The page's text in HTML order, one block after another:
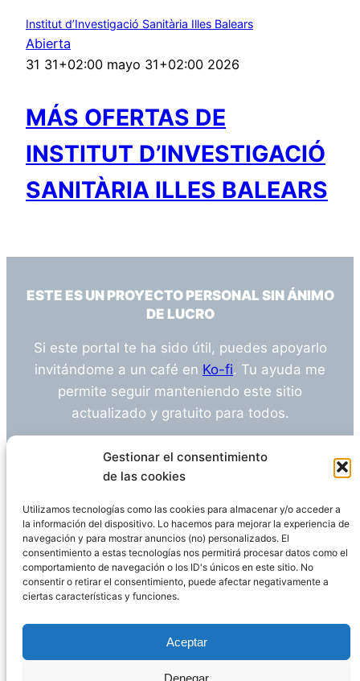
Gestionar el consentimiento
de las cookies
Utilizamos tecnologías como las cookies para almacenar y/o acceder a
la información del dispositivo. Lo hacemos para mejorar la experiencia de
navegación y para mostrar anuncios (no) personalizados. El
consentimiento a estas tecnologías nos permitirá procesar datos como el
comportamiento de navegación o los ID's únicos en este sitio. No
consentir o retirar el consentimiento, puede afectar negativamente a
ciertas características y funciones.
Aceptar
Denegar
Institut d’Investigació Sanitària Illes Balears
Abierta
31 31+02:00 mayo 31+02:00 2026
MÁS OFERTAS DE
INSTITUT D’INVESTIGACIÓ
SANITÀRIA ILLES BALEARS
ESTE ES UN PROYECTO PERSONAL SIN ÁNIMO
DE LUCRO
Si este portal te ha sido útil, puedes apoyarlo
invitándome a un café en Ko-fi. Tu ayuda me
permite seguir manteniendo este sitio
actualizado y gratuito para todos.
¿Tienes alguna duda o sugerencia? Escríbeme
info@empleosanitarioinvestigacion.es
Descargo de Responsabilidad
Declaración de Privacidad Política de cookies
WordPress